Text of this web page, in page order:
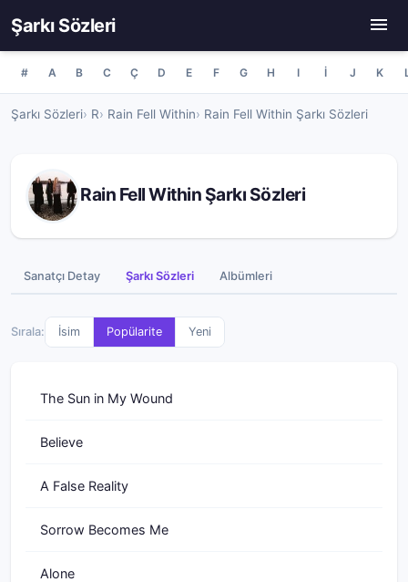
Şarkı Sözleri
# A B C Ç D E F G H I İ J K
Şarkı Sözleri R Rain Fell Within Rain Fell Within Şarkı Sözleri
Rain Fell Within Şarkı Sözleri
Sanatçı Detay Şarkı Sözleri Albümleri
Sırala: İsim Popülarite Yeni
The Sun in My Wound
Believe
A False Reality
Sorrow Becomes Me
Alone